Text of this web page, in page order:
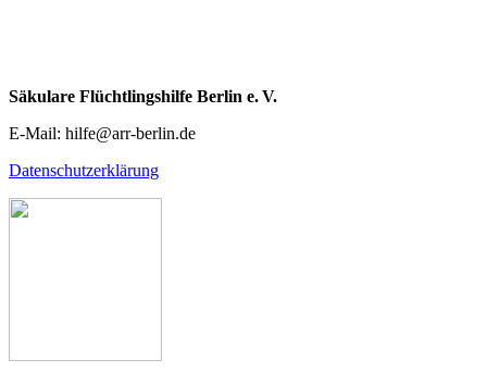
Säkulare Flüchtlingshilfe Berlin e. V.
E-Mail: hilfe@arr-berlin.de
Datenschutzerklärung